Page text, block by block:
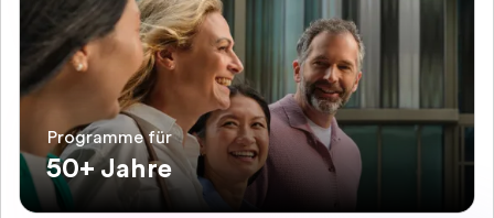
Programme für
50+ Jahre